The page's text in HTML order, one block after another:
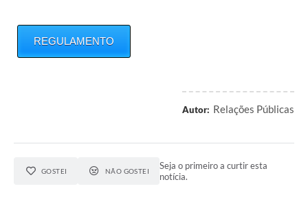
Legislação
Notícias
REGULAMENTO
Autor: Relações Públicas
GOSTEI NÃO GOSTEI
Seja o primeiro a curtir esta
notícia.